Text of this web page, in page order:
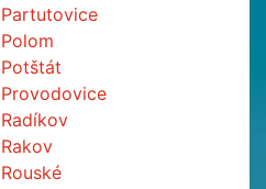
Partutovice
Polom
Potštát
Provodovice
Radíkov
Rakov
Rouské